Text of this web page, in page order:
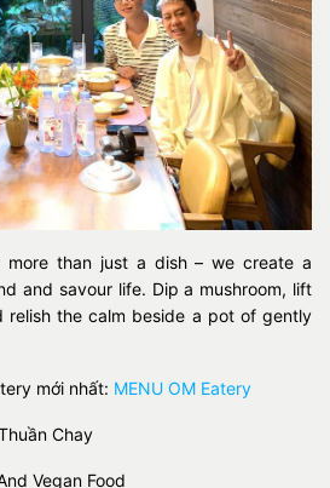
more than just a dish – we create a
and savour life. Dip a mushroom, lift
relish the calm beside a pot of gently
mới nhất: MENU OM Eatery
Chay
Vegan Food